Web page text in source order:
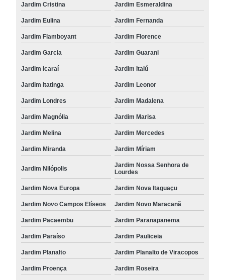
Jardim Cristina Jardim Esmeraldina
Jardim Eulina Jardim Fernanda
Jardim Flamboyant Jardim Florence
Jardim Garcia Jardim Guarani
Jardim Icaraí Jardim Itaiú
Jardim Itatinga Jardim Leonor
Jardim Londres Jardim Madalena
Jardim Magnólia Jardim Marisa
Jardim Melina Jardim Mercedes
Jardim Miranda Jardim Míriam
Jardim Nilópolis
Jardim Nossa Senhora de
Lourdes
Jardim Nova Europa Jardim Nova Itaguaçu
Jardim Novo Campos Elíseos Jardim Novo Maracanã
Jardim Pacaembu Jardim Paranapanema
Jardim Paraíso Jardim Pauliceia
Jardim Planalto Jardim Planalto de Viracopos
Jardim Proença Jardim Roseira